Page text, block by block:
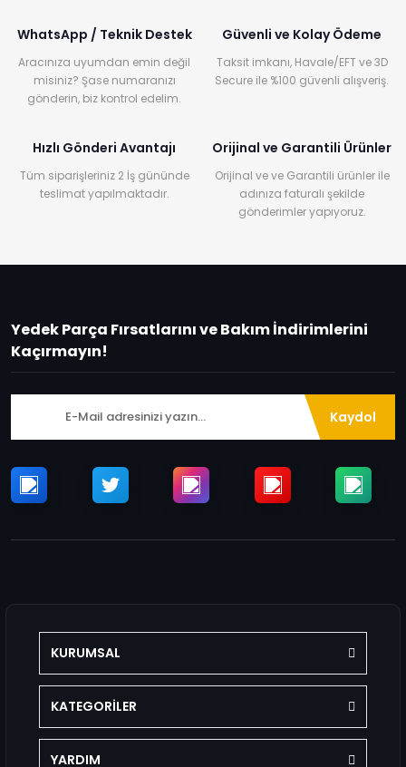
WhatsApp / Teknik Destek
Aracınıza uyumdan emin değil
misiniz? Şase numaranızı
gönderin, biz kontrol edelim.
Güvenli ve Kolay Ödeme
Taksit imkanı, Havale/EFT ve 3D
Secure ile %100 güvenli alışveriş.
Hızlı Gönderi Avantajı
Tüm siparişleriniz 2 İş gününde
teslimat yapılmaktadır.
Orijinal ve Garantili Ürünler
Orijinal ve ve Garantili ürünler ile
adınıza faturalı şekilde
gönderimler yapıyoruz.
Yedek Parça Fırsatlarını ve Bakım İndirimlerini
Kaçırmayın!
Kaydol
KURUMSAL
KATEGORİLER
YARDIM